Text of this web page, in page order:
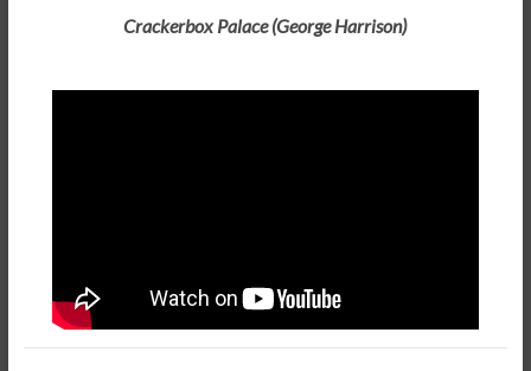
Crackerbox Palace (George Harrison)